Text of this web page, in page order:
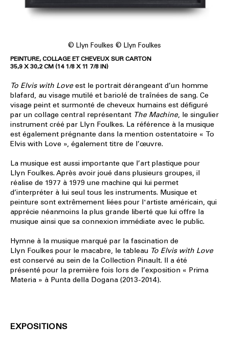
© Llyn Foulkes © Llyn Foulkes
PEINTURE, COLLAGE ET CHEVEUX SUR CARTON
35,9 X 30,2 CM (14 1/8 X 11 7/8 IN)
To Elvis with Loveest le portrait dérangeant d’un homme
blafard, au visage mutilé et bariolé de traînées de sang. Ce
visage peint et surmonté de cheveux humains est défiguré
par un collage central représentant The Machine, le singulier
instrument créé par Llyn Foulkes. La référence à la musique
est également prégnante dans la mention ostentatoire « To
Elvis with Love », également titre de l’œuvre.
La musique est aussi importante que l’art plastique pour
Llyn Foulkes. Après avoir joué dans plusieurs groupes, il
réalise de 1977 à 1979 une machine qui lui permet
d’interpréter à lui seul tous les instruments. Musique et
peinture sont extrêmement liées pour l'artiste américain, qui
apprécie néanmoins la plus grande liberté que lui offre la
musique ainsi que sa connexion immédiate avec le public.
Hymne à la musique marqué par la fascination de
Llyn Foulkes pour le macabre, le tableau To Elvis with Love
est conservé au sein de la Collection Pinault. Il a été
présenté pour la première fois lors de l’exposition « Prima
Materia » à Punta della Dogana (2013-2014).
EXPOSITIONS